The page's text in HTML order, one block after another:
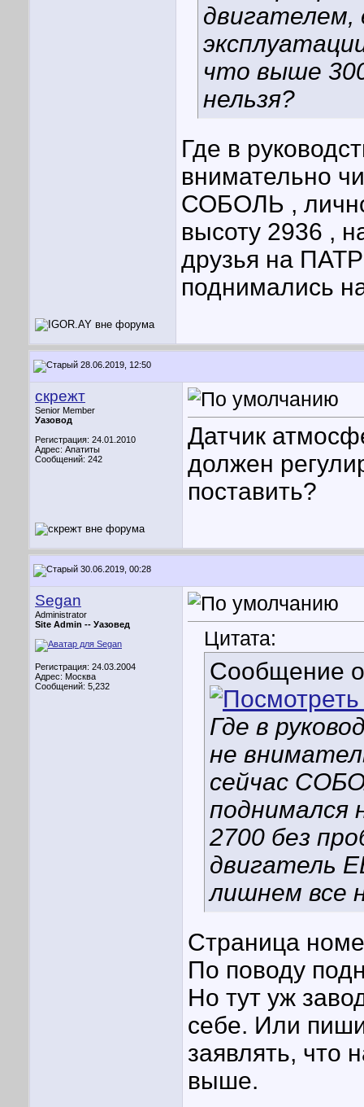
двигателем,
что выше
нельзя?
Где в
внимательно
СОБОЛЬ ,
высоту 2936 ,
друзья на
поднимались
28.06.2019, 12:50
скрежт
Senior Member
Уазовод
Регистрация: 24.01.2010
Адрес: Апатиты
Сообщений: 242
Датчик
должен
поставить?
30.06.2019, 00:28
Segan
Administrator
Site Admin -- Уазовед
Регистрация: 24.03.2004
Адрес: Москва
Сообщений: 5,232
Цитата:
Сообщение
Где в
не
сейчас
поднимался
2700 без
двигатель
лишнем все
Страница
По поводу
Но тут уж
себе. Или
заявлять, что
выше.